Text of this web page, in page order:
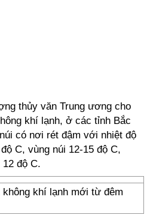
thủy văn Trung ương cho
khí lạnh, ở các tỉnh Bắc
có nơi rét đậm với nhiệt độ
C, vùng núi 12-15 độ C,
độ C.
khí lạnh mới từ đêm